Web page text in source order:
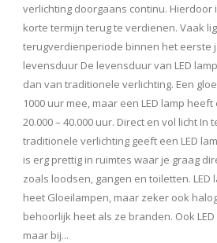
verlichting doorgaans continu. Hierdoor
korte termijn terug te verdienen. Vaak
terugverdienperiode binnen het eerste
levensduur De levensduur van LED
dan van traditionele verlichting. Een
1000 uur mee, maar een LED lamp
20.000 – 40.000 uur. Direct en vol licht In
traditionele verlichting geeft een LED
is erg prettig in ruimtes waar je graag
zoals loodsen, gangen en toiletten.
heet Gloeilampen, maar zeker ook
behoorlijk heet als ze branden. Ook
maar bij...